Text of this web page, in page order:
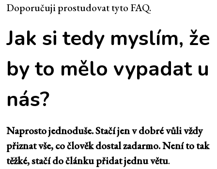
Doporučuji prostudovattyto FAQ.
Jak si tedy myslím, že
by to mělo vypadat u
nás?
Naprosto jednoduše. Stačí jen v dobré vůli vždy
přiznat vše, co člověk dostal zadarmo. Není to tak
těžké, stačí do článku přidat jednu větu.